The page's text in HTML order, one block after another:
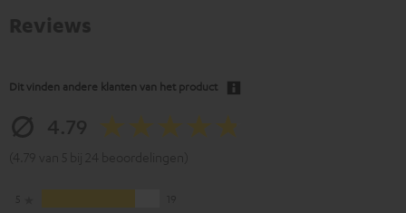
Dit vinden andere klanten van het product